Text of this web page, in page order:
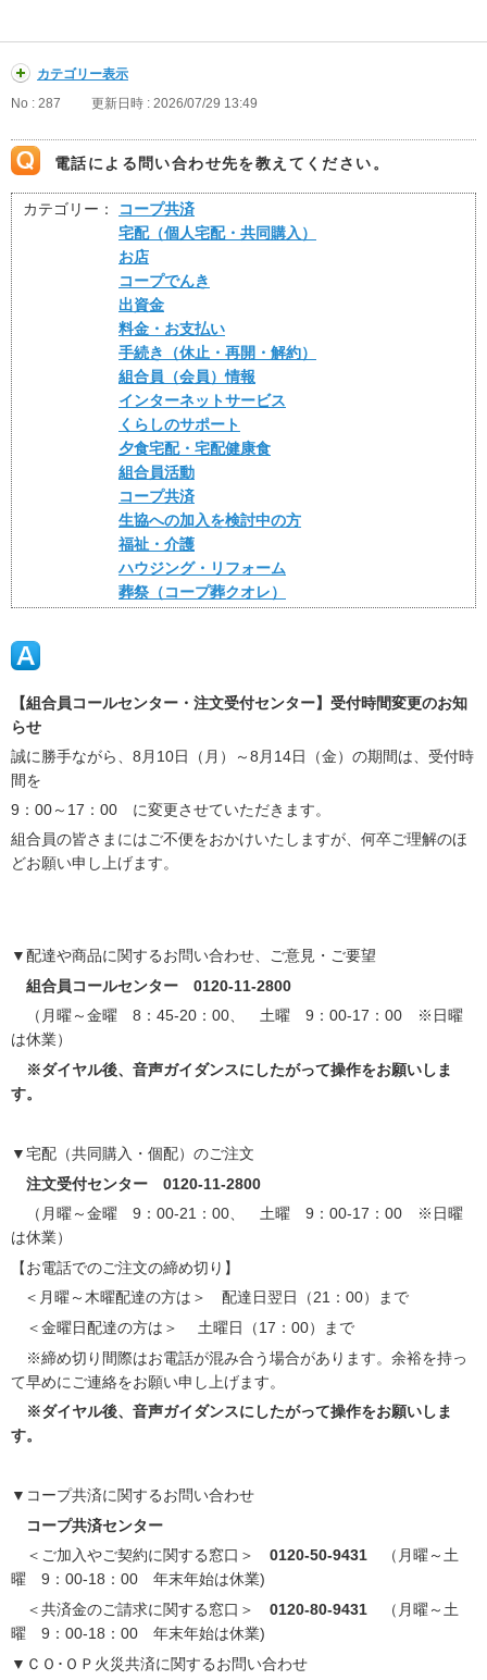
カテゴリー表示
No : 287
更新日時 : 2026/07/29 13:49
電話による問い合わせ先を教えてください。
カテゴリー：
コープ共済
宅配（個人宅配・共同購入）
お店
コープでんき
出資金
料金・お支払い
手続き（休止・再開・解約）
組合員（会員）情報
インターネットサービス
くらしのサポート
夕食宅配・宅配健康食
組合員活動
コープ共済
生協への加入を検討中の方
福祉・介護
ハウジング・リフォーム
葬祭（コープ葬クオレ）
【組合員コールセンター・注文受付センター】受付時間変更のお知
らせ
誠に勝手ながら、8月10日（月）～8月14日（金）の期間は、受付時
間を
9：00～17：00 に変更させていただきます。
組合員の皆さまにはご不便をおかけいたしますが、何卒ご理解のほ
どお願い申し上げます。
▼配達や商品に関するお問い合わせ、ご意見・ご要望
組合員コールセンター 0120-11-2800
（月曜～金曜 8：45-20：00、 土曜 9：00-17：00 ※日曜
は休業）
※ダイヤル後、音声ガイダンスにしたがって操作をお願いしま
す。
▼宅配（共同購入・個配）のご注文
注文受付センター 0120-11-2800
（月曜～金曜 9：00-21：00、 土曜 9：00-17：00 ※日曜
は休業）
【お電話でのご注文の締め切り】
＜月曜～木曜配達の方は＞ 配達日翌日（21：00）まで
＜金曜日配達の方は＞ 土曜日（17：00）まで
※締め切り間際はお電話が混み合う場合があります。余裕を持っ
て早めにご連絡をお願い申し上げます。
※ダイヤル後、音声ガイダンスにしたがって操作をお願いしま
す。
▼コープ共済に関するお問い合わせ
コープ共済センター
＜ご加入やご契約に関する窓口＞ 0120-50-9431 （月曜～土
曜 9：00-18：00 年末年始は休業)
＜共済金のご請求に関する窓口＞ 0120-80-9431 （月曜～土
曜 9：00-18：00 年末年始は休業)
▼ＣＯ･ＯＰ火災共済に関するお問い合わせ